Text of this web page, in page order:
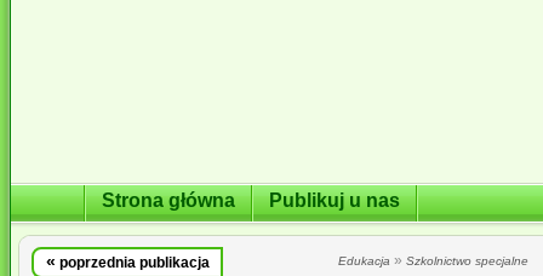
Strona główna Publikuj u nas
« poprzednia publikacja Edukacja » Szkolnictwo specjalne